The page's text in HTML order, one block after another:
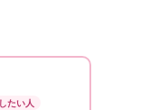
たい人